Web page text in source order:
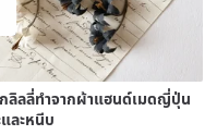
ลิลลี่ทำจากผ้าแฮนด์เมดญี่ปุ่น
ละหนีบ